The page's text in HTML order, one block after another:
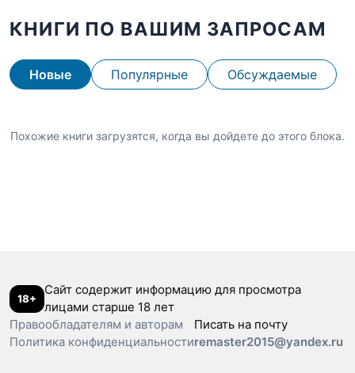
КНИГИ ПО ВАШИМ ЗАПРОСАМ
Новые Популярные Обсуждаемые
Похожие книги загрузятся, когда вы дойдете до этого блока.
18+
Сайт содержит информацию для просмотра
лицами старше 18 лет
Правообладателям и авторам
Политика конфиденциальности
Писать на почту
remaster2015@yandex.ru